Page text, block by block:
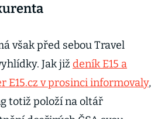
však před sebou Travel
Jak již deník E15 a
E15.cz v prosinci informovaly,
totiž položí na oltář